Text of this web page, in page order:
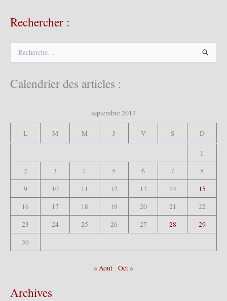
Rechercher :
e
Calendrier des articles :
septembre 2013
L M M J V S D
1
2
3 4 5 6 7
8
9
10 11 12 13 14
15
16
17 18 19 20 21
22
23
24 25 26 27 28
29
30
« Août Oct »
Archives